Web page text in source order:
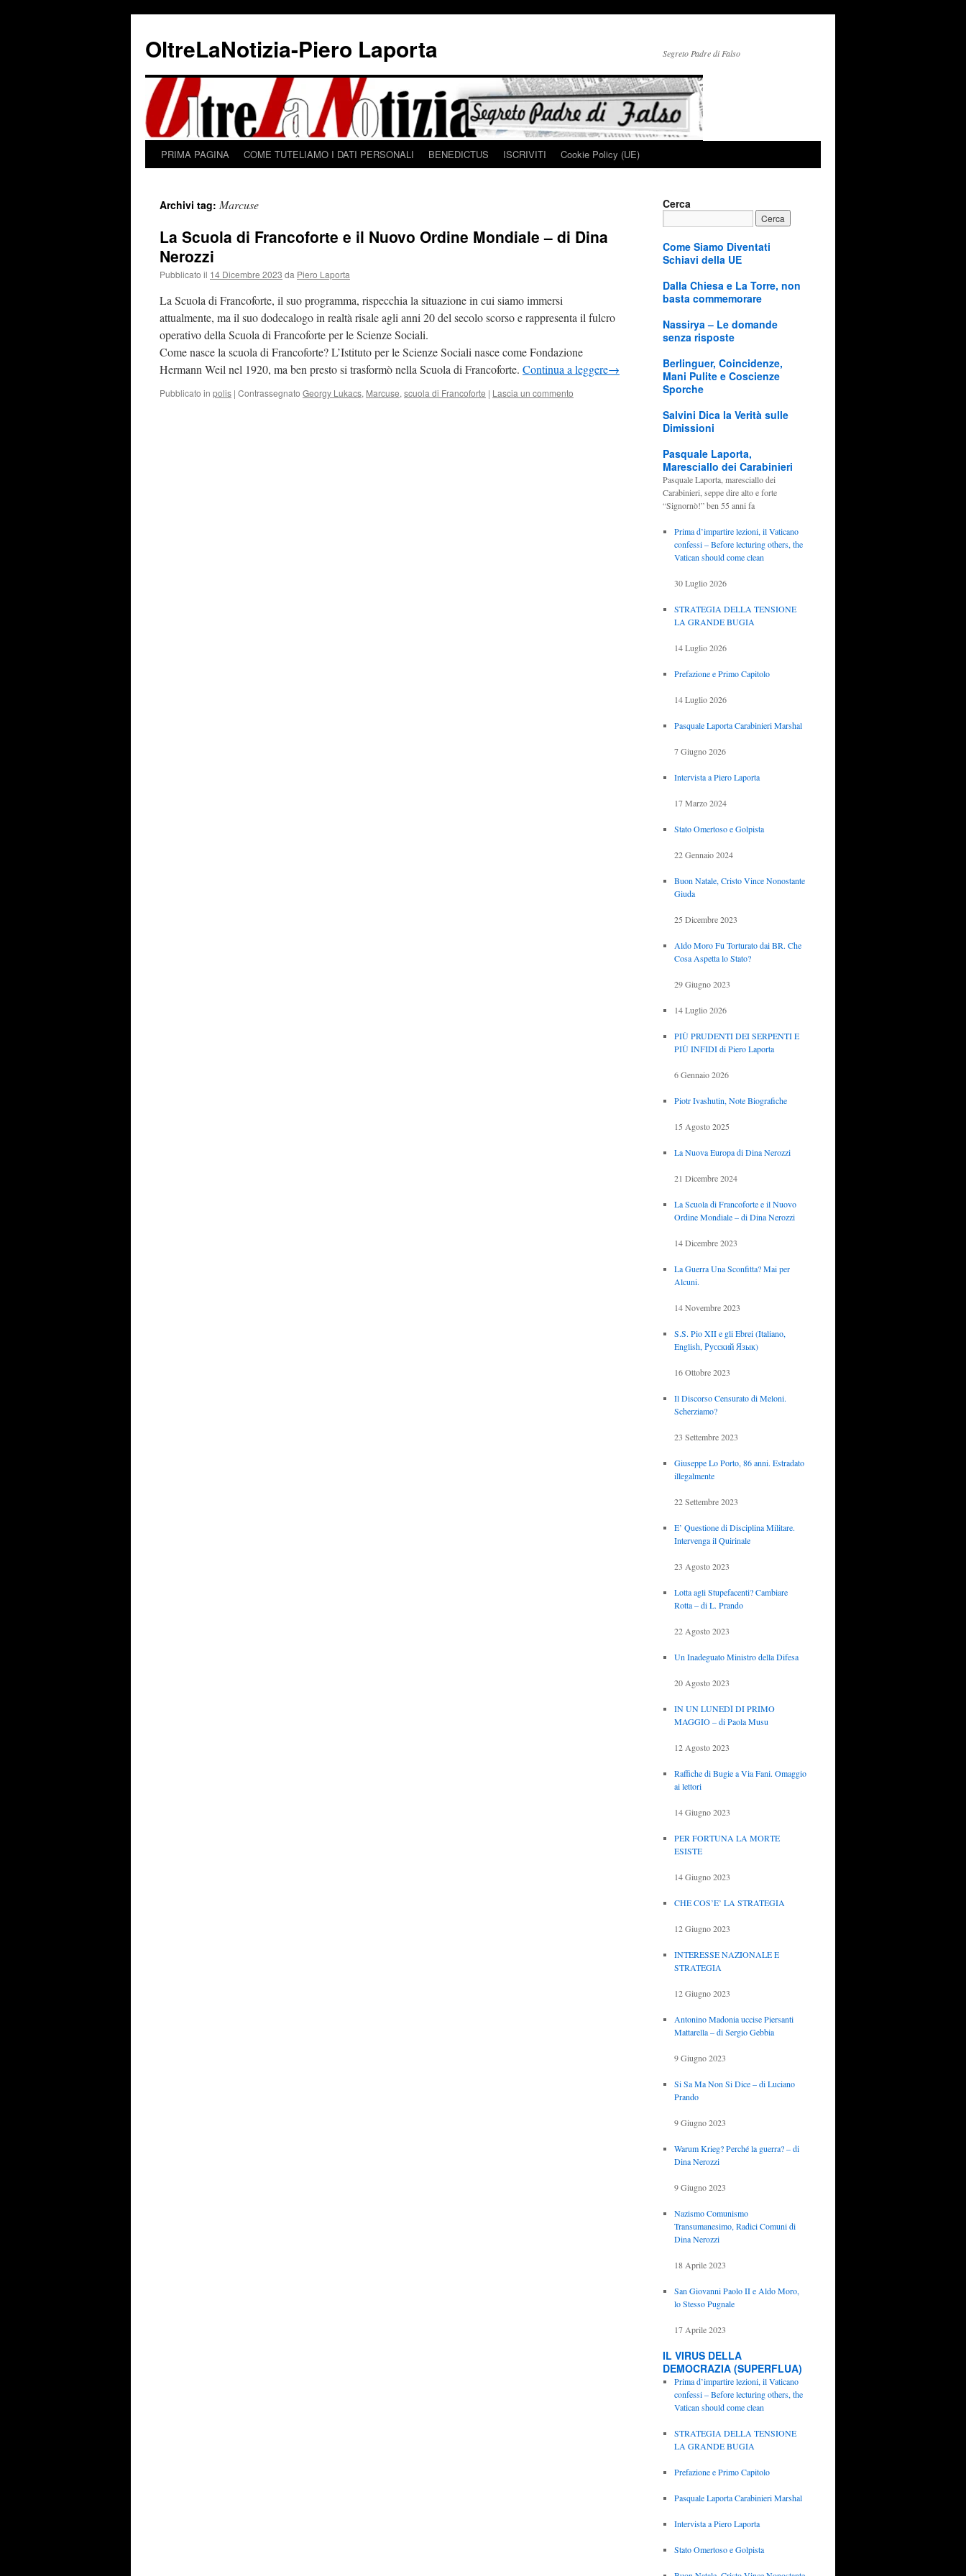
contenuto
OltreLaNotizia-Piero Laporta Segreto Padre di Falso
PRIMA PAGINA COME TUTELIAMO I DATI PERSONALI BENEDICTUS ISCRIVITI Cookie Policy (UE)
Archivi tag: Marcuse
La Scuola di Francoforte e il Nuovo Ordine Mondiale – di Dina
Nerozzi
Pubblicato il 14 Dicembre 2023 da Piero Laporta
La Scuola di Francoforte, il suo programma, rispecchia la situazione in cui siamo immersi
attualmente, ma il suo dodecalogo in realtà risale agli anni 20 del secolo scorso e rappresenta il fulcro
operativo della Scuola di Francoforte per le Scienze Sociali.
Come nasce la scuola di Francoforte? L’Istituto per le Scienze Sociali nasce come Fondazione
Hermann Weil nel 1920, ma ben presto si trasformò nella Scuola di Francoforte. Continua a leggere→
Pubblicato in polis | Contrassegnato Georgy Lukacs, Marcuse, scuola di Francoforte | Lascia un commento
Cerca
Come Siamo Diventati
Schiavi della UE
Dalla Chiesa e La Torre, non
basta commemorare
Nassirya – Le domande
senza risposte
Berlinguer, Coincidenze,
Mani Pulite e Coscienze
Sporche
Salvini Dica la Verità sulle
Dimissioni
Pasquale Laporta,
Maresciallo dei Carabinieri
Pasquale Laporta, maresciallo dei
Carabinieri, seppe dire alto e forte
“Signornò!” ben 55 anni fa
Prima d’impartire lezioni, il Vaticano
confessi – Before lecturing others, the
Vatican should come clean
30 Luglio 2026
STRATEGIA DELLA TENSIONE
LA GRANDE BUGIA
14 Luglio 2026
Prefazione e Primo Capitolo
14 Luglio 2026
Pasquale Laporta Carabinieri Marshal
7 Giugno 2026
Intervista a Piero Laporta
17 Marzo 2024
Stato Omertoso e Golpista
22 Gennaio 2024
Buon Natale, Cristo Vince Nonostante
Giuda
25 Dicembre 2023
Aldo Moro Fu Torturato dai BR. Che
Cosa Aspetta lo Stato?
29 Giugno 2023
14 Luglio 2026
PIÙ PRUDENTI DEI SERPENTI E
PIÙ INFIDI di Piero Laporta
6 Gennaio 2026
Piotr Ivashutin, Note Biografiche
15 Agosto 2025
La Nuova Europa di Dina Nerozzi
21 Dicembre 2024
La Scuola di Francoforte e il Nuovo
Ordine Mondiale – di Dina Nerozzi
14 Dicembre 2023
La Guerra Una Sconfitta? Mai per
Alcuni.
14 Novembre 2023
S.S. Pio XII e gli Ebrei (Italiano,
English, Русский Язык)
16 Ottobre 2023
Il Discorso Censurato di Meloni.
Scherziamo?
23 Settembre 2023
Giuseppe Lo Porto, 86 anni. Estradato
illegalmente
22 Settembre 2023
E’ Questione di Disciplina Militare.
Intervenga il Quirinale
23 Agosto 2023
Lotta agli Stupefacenti? Cambiare
Rotta – di L. Prando
22 Agosto 2023
Un Inadeguato Ministro della Difesa
20 Agosto 2023
IN UN LUNEDÌ DI PRIMO
MAGGIO – di Paola Musu
12 Agosto 2023
Raffiche di Bugie a Via Fani. Omaggio
ai lettori
14 Giugno 2023
PER FORTUNA LA MORTE
ESISTE
14 Giugno 2023
CHE COS’E’ LA STRATEGIA
12 Giugno 2023
INTERESSE NAZIONALE E
STRATEGIA
12 Giugno 2023
Antonino Madonia uccise Piersanti
Mattarella – di Sergio Gebbia
9 Giugno 2023
Si Sa Ma Non Si Dice – di Luciano
Prando
9 Giugno 2023
Warum Krieg? Perché la guerra? – di
Dina Nerozzi
9 Giugno 2023
Nazismo Comunismo
Transumanesimo, Radici Comuni di
Dina Nerozzi
18 Aprile 2023
San Giovanni Paolo II e Aldo Moro,
lo Stesso Pugnale
17 Aprile 2023
IL VIRUS DELLA
DEMOCRAZIA (SUPERFLUA)
Prima d’impartire lezioni, il Vaticano
confessi – Before lecturing others, the
Vatican should come clean
STRATEGIA DELLA TENSIONE
LA GRANDE BUGIA
Prefazione e Primo Capitolo
Pasquale Laporta Carabinieri Marshal
Intervista a Piero Laporta
Stato Omertoso e Golpista